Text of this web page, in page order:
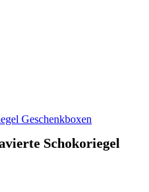
Geschenkboxen
Schokoriegel